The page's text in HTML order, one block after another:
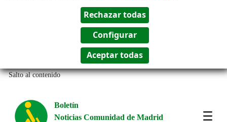
Salto al contenido
Boletín
Noticias Comunidad de Madrid